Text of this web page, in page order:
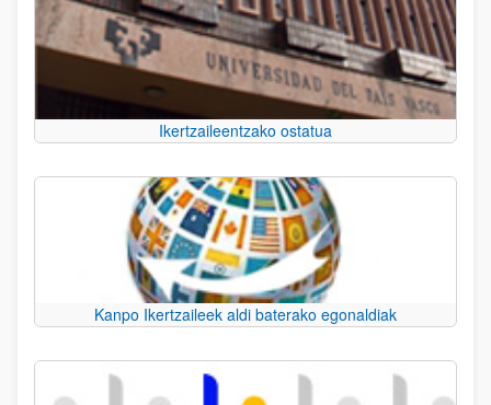
Ikertzaileentzako ostatua
Kanpo Ikertzaileek aldi baterako egonaldiak